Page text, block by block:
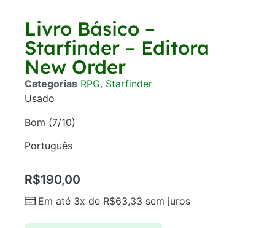
Livro Básico –
Starfinder – Editora
New Order
Categorias RPG, Starfinder
Usado
Bom (7/10)
Português
R$190,00
Em até 3x de R$63,33 sem juros